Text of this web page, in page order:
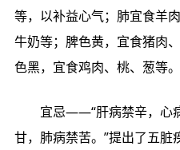
等，以补益心气；肺宜食羊
牛奶等；脾色黄，宜食猪肉
色黑，宜食鸡肉、桃、葱等。
宜忌——“肝病禁辛，心
甘，肺病禁苦。”提出了五脏